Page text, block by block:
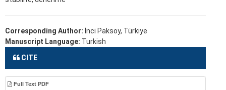
Corresponding Author: İnci Paksoy, Türkiye
Manuscript Language: Turkish
CITE
Full Text PDF